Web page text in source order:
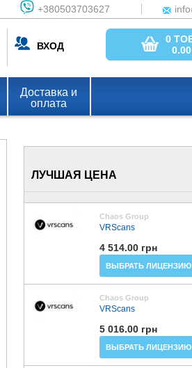
+380503703627
ВХОД
0
0.00
Доставка и
оплата
ЛУЧШАЯ ЦЕНА
Chaos Group
VRScans
4 514.00 грн
ВЫБРАТЬ ЛИЦЕНЗИЮ
Chaos Group
VRScans
5 016.00 грн
ВЫБРАТЬ ЛИЦЕНЗИЮ